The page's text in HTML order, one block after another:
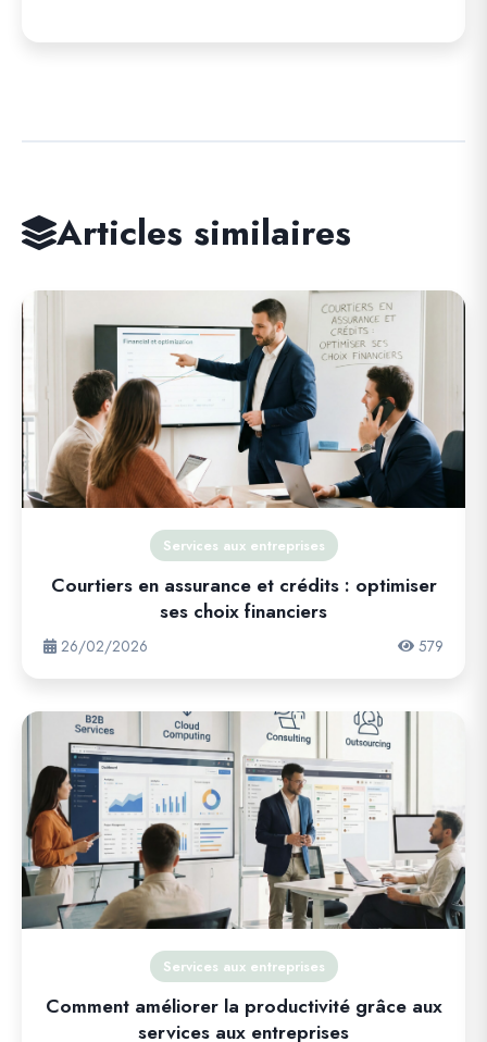
Articles similaires
Services aux entreprises
Courtiers en assurance et crédits : optimiser
ses choix financiers
26/02/2026 579
Services aux entreprises
Comment améliorer la productivité grâce aux
services aux entreprises